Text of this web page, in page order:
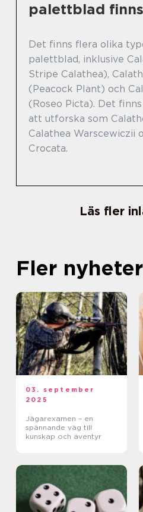
palettblad
Det finns flera olika
palettblad, inklusive
Stripe Calathea),
(Peacock Plant) och
(Roseo Picta). Det
att utforska som
Calathea Warscewiczii
Crocata.
Läs fler
Fler nyheter
03. september
2025
Jägarexamen – en
spännande väg till
kunskap och äventyr